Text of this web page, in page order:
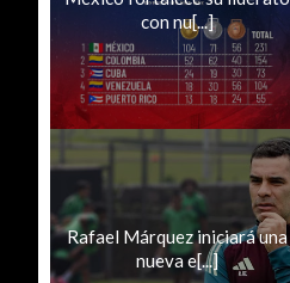
con nu[...]
Rafael Márquez iniciará una
nueva e[...]